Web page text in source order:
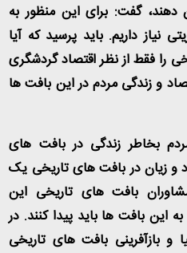
گفت: برای این منظور به
نیاز داریم. باید پرسید که آیا
فقط از نظر اقتصاد گردشگری
و زندگی مردم در این بافت ها
بخاطر زندگی در بافت های
و زیان در بافت های تاریخی یک
بافت های تاریخی این
این بافت ها باید پیدا کنند. در
بازآفرینی بافت های تاریخی